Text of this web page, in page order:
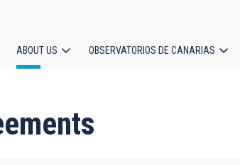
Main
navigation
ABOUT US OBSERVATORIOS DE CANARIAS